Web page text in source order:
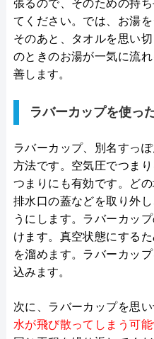
張るので、そのための持
てください。では、お湯
そのあと、タオルを思い
のときのお湯が一気に流
善します。
ラバーカップを使っ
ラバーカップ、別名すっ
方法です。空気圧でつま
つまりにも有効です。ど
排水口の蓋などを取り外
うにします。ラバーカッ
けます。真空状態にする
を溜めます。ラバーカッ
込みます。
次に、ラバーカップを思
水が飛び散ってしまう可